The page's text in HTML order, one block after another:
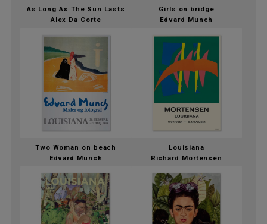
As Long As The Sun Lasts
Alex Da Corte
Girls on bridge
Edvard Munch
Two Woman on beach
Edvard Munch
Louisiana
Richard Mortensen